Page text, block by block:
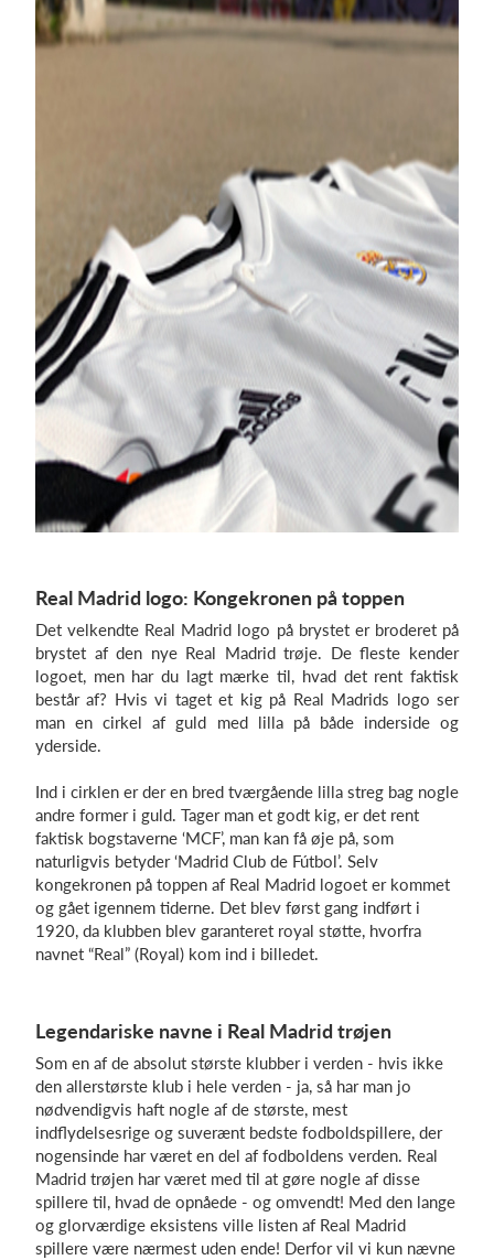
Real Madrid logo: Kongekronen på toppen
Det velkendte Real Madrid logo på brystet er broderet på
brystet af den nye Real Madrid trøje. De fleste kender
logoet, men har du lagt mærke til, hvad det rent faktisk
består af? Hvis vi taget et kig på Real Madrids logo ser
man en cirkel af guld med lilla på både inderside og
yderside.
Ind i cirklen er der en bred tværgående lilla streg bag nogle
andre former i guld. Tager man et godt kig, er det rent
faktisk bogstaverne ‘MCF’, man kan få øje på, som
naturligvis betyder ‘Madrid Club de Fútbol’. Selv
kongekronen på toppen af Real Madrid logoet er kommet
og gået igennem tiderne. Det blev først gang indført i
1920, da klubben blev garanteret royal støtte, hvorfra
navnet “Real” (Royal) kom ind i billedet.
Legendariske navne i Real Madrid trøjen
Som en af de absolut største klubber i verden - hvis ikke
den allerstørste klub i hele verden - ja, så har man jo
nødvendigvis haft nogle af de største, mest
indflydelsesrige og suverænt bedste fodboldspillere, der
nogensinde har været en del af fodboldens verden. Real
Madrid trøjen har været med til at gøre nogle af disse
spillere til, hvad de opnåede - og omvendt! Med den lange
og glorværdige eksistens ville listen af Real Madrid
spillere være nærmest uden ende! Derfor vil vi kun nævne